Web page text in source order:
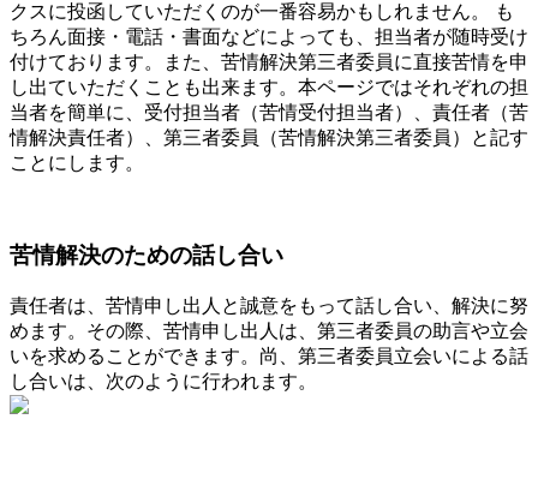
クスに投函していただくのが一番容易かもしれません。 も
ちろん面接・電話・書面などによっても、担当者が随時受け
付けております。また、苦情解決第三者委員に直接苦情を申
し出ていただくことも出来ます。本ページではそれぞれの担
当者を簡単に、受付担当者（苦情受付担当者）、責任者（苦
情解決責任者）、第三者委員（苦情解決第三者委員）と記す
ことにします。
苦情解決のための話し合い
責任者は、苦情申し出人と誠意をもって話し合い、解決に努
めます。その際、苦情申し出人は、第三者委員の助言や立会
いを求めることができます。尚、第三者委員立会いによる話
し合いは、次のように行われます。